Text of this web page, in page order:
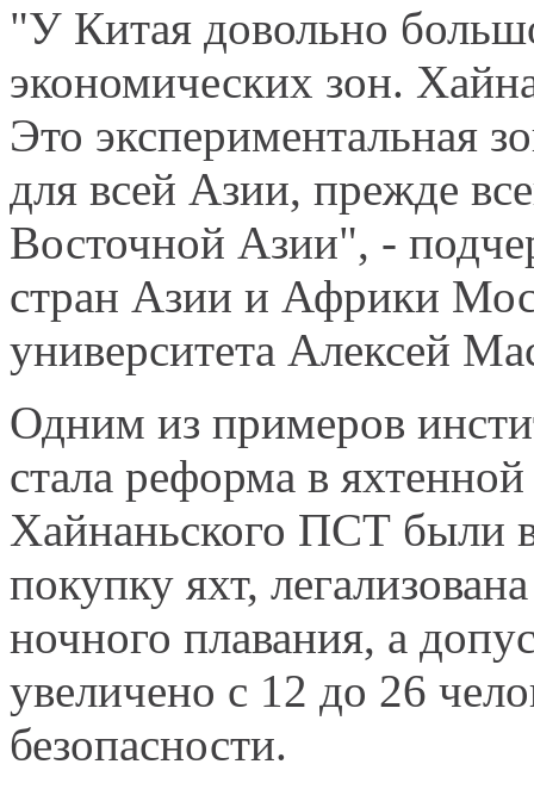
"У Китая довольно
экономических зон.
Это экспериментальная
для всей Азии, прежде
Восточной Азии", -
стран Азии и Африки
университета Алексей
Одним из примеров
стала реформа в
Хайнаньского ПСТ были
покупку яхт,
ночного плавания, а
увеличено с 12 до 26
безопасности.